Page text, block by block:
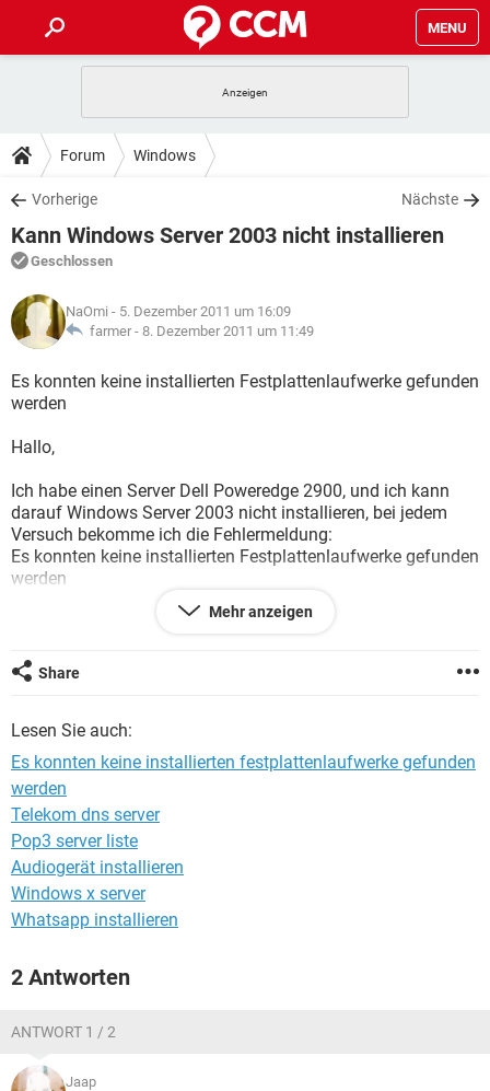
MENU
ANDROID
WINDOWS 10
WHATSAPP TIKTOK
FACEBOOK
TIPPS & TRICKS
SPIELE
WINDOWS 10
WHATSAPP
FACEBOOK HARDWARE
DOWNLOADS
SPIELE STREAMING
ANDROID
WINDOWS 10 INSTAGRAM
WHATSAPP
FACEBOOK HARDWARE
FORUM
SPIELE
ANDROID IOS
WHATSAPP
FACEBOOK
LEXIKON
SPIELE
ANDROID IOS
WHATSAPP
FACEBOOK HARDWARE
Forum Windows
Vorherige Nächste
Kann Windows Server 2003 nicht installieren
Geschlossen
NaOmi - 5. Dezember 2011 um 16:09
farmer - 8. Dezember 2011 um 11:49
Es konnten keine installierten Festplattenlaufwerke gefunden
werden
Hallo,
Ich habe einen Server Dell Poweredge 2900, und ich kann
darauf Windows Server 2003 nicht installieren, bei jedem
Versuch bekomme ich die Fehlermeldung:
Es konnten keine installierten Festplattenlaufwerke gefunden
werden
Die Festplatte läuft, da ich mit dem Notebook arbeiten kann.
sich um eine SATA Festplatte, genaue Beschreibung:
eine SATA-Festplatte ist aber vorhanden und ist auch im
Wie kann dieses Problem lösen ?
Vielen Dank für eure Tipps
Mehr anzeigen
Share
Lesen Sie auch:
Es konnten keine installierten festplattenlaufwerke gefunden
werden
Telekom dns server
Pop3 server liste
Audiogerät installieren
Windows x server
Whatsapp installieren
2 Antworten
ANTWORT 1 / 2
Jaap